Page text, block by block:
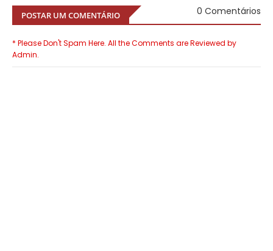
POSTAR UM COMENTÁRIO 0 Comentários
* Please Don't Spam Here. All the Comments are Reviewed by
Admin.